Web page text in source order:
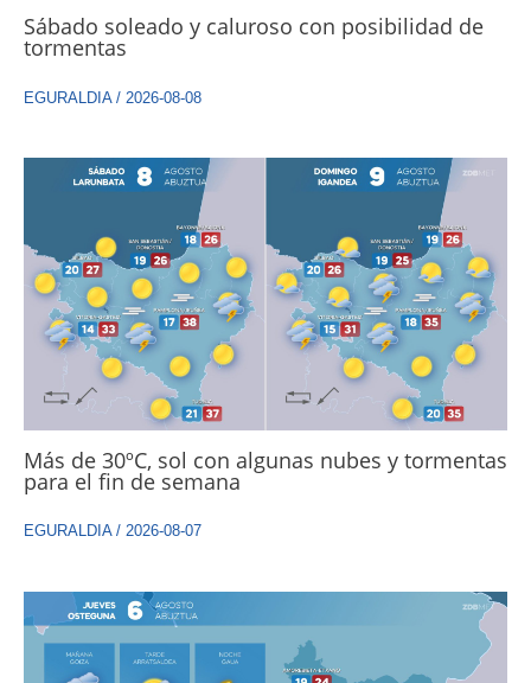
Sábado soleado y caluroso con posibilidad de
tormentas
EGURALDIA/ 2026-08-08
Más de 30ºC, sol con algunas nubes y tormentas
para el fin de semana
EGURALDIA/ 2026-08-07